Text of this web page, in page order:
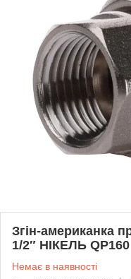
Згін-американка
1/2″ НІКЕЛЬ QP160
Немає в наявності